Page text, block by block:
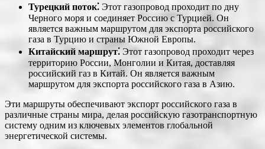
Турецкий поток⁚ Этот газопровод проходит по дну
Черного моря и соединяет Россию с Турцией. Он
является важным маршрутом для экспорта российского
газа в Турцию и страны Южной Европы.
Китайский маршрут⁚ Этот газопровод проходит через
территорию России, Монголии и Китая, доставляя
российский газ в Китай. Он является важным
маршрутом для экспорта российского газа в Азию.
Эти маршруты обеспечивают экспорт российского газа в
различные страны мира, делая российскую газотранспортную
систему одним из ключевых элементов глобальной
энергетической системы.